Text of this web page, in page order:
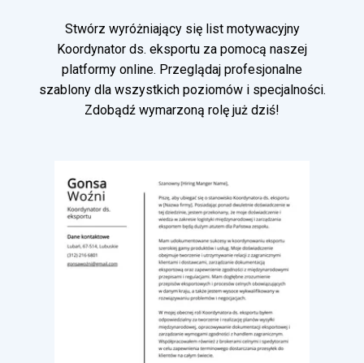
Stwórz wyróżniający się list motywacyjny
Koordynator ds. eksportu za pomocą naszej
platformy online. Przeglądaj profesjonalne
szablony dla wszystkich poziomów i specjalności.
Zdobądź wymarzoną rolę już dziś!